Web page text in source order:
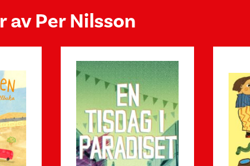
av Per Nilsson